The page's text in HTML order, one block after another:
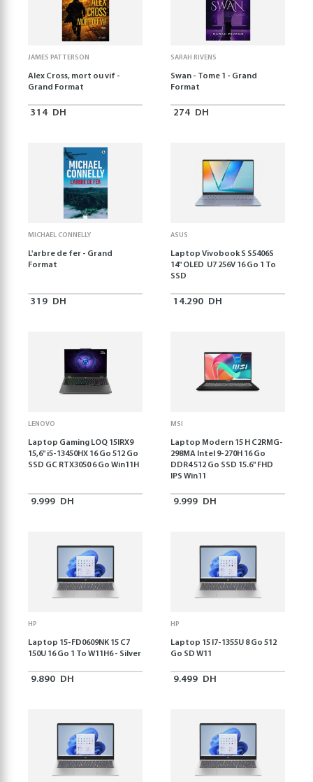
JAMES PATTERSON
Alex Cross, mort ou vif -
Grand Format
314 DH
SARAH RIVENS
Swan - Tome 1 - Grand
Format
274 DH
MICHAEL CONNELLY
L'arbre de fer - Grand
Format
319 DH
ASUS
Laptop Vivobook S S5406S
14" OLED U7 256V 16 Go 1 To
SSD
14.290 DH
LENOVO
Laptop Gaming LOQ 15IRX9
15,6'' i5-13450HX 16 Go 512 Go
SSD GC RTX3050 6 Go Win11H
9.999 DH
MSI
Laptop Modern 15 H C2RMG-
298MA Intel 9-270H 16 Go
DDR4 512 Go SSD 15.6" FHD
IPS Win11
9.999 DH
HP
Laptop 15-FD0609NK 15 C7
150U 16 Go 1 To W11H6 - Silver
9.890 DH
HP
Laptop 15 I7-1355U 8 Go 512
Go SD W11
9.499 DH